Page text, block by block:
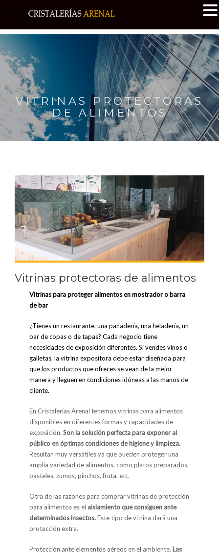
VITRINAS PROTECTORAS
DE ALIMENTOS
Vitrinas protectoras de alimentos
Vitrinas para proteger alimentos en mostrador o barra
de bar
¿Tienes un restaurante, una panadería, una heladería, un
bar de copas o de tapas? Cada negocio tiene
necesidades de exposición diferentes. Si vendes vinos o
galletas, la vitrina expositora debe estar diseñada para
que los productos que ofreces se vean de la mejor
manera y lleguen en condiciones idóneas a las manos de
cliente.
En Cristalerías Arenal tenemos vitrinas para alimentos
disponibles en diferentes formas y capacidades de
exposición. Son la solución perfecta para exponer al
público en óptimas condiciones de higiene y limpieza.
Resultan muy versátiles ya que pueden proteger una
amplia variedad de alimentos, como platos preparados,
pasteles, zumos, pinchos, fruta, etc.
Otra de las razones para comprar vitrinas de protección
para alimentos es el aislamiento que consiguen ante
determinados insectos.Este tipo de vitrina dará una
protección extra.
Protección ante elementos aéreos en el ambiente. Las